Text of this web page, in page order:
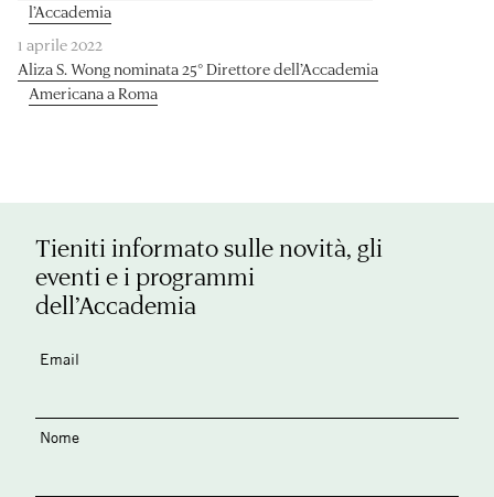
l’Accademia
1 aprile 2022
Aliza S. Wong nominata 25° Direttore dell’Accademia
Americana a Roma
Tieniti informato sulle novità, gli
eventi e i programmi
dell’Accademia
Email
Nome